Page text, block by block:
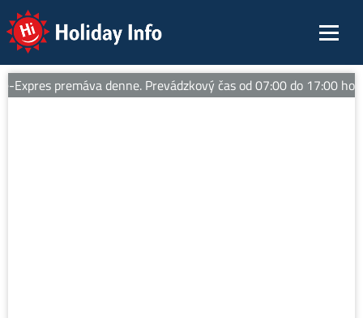
Holiday Info
Expres premáva denne. Prevádzkový čas od 07:00 do 17:00